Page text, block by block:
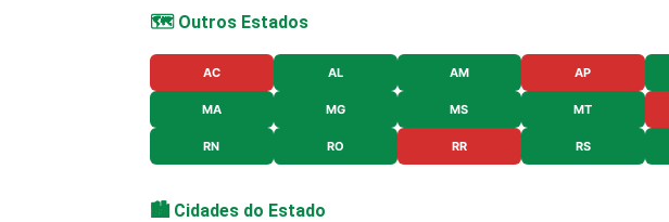
🗺️ Outros Estados
AC AL AM AP
MA MG MS MT
RN RO RR RS
🏙️ Cidades do Estado